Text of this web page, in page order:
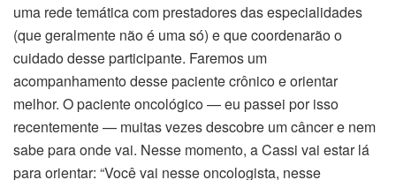
uma rede temática com prestadores das especialidades
(que geralmente não é uma só) e que coordenarão o
cuidado desse participante. Faremos um
acompanhamento desse paciente crônico e orientar
melhor. O paciente oncológico — eu passei por isso
recentemente — muitas vezes descobre um câncer e nem
sabe para onde vai. Nesse momento, a Cassi vai estar lá
para orientar: “Você vai nesse oncologista, nesse